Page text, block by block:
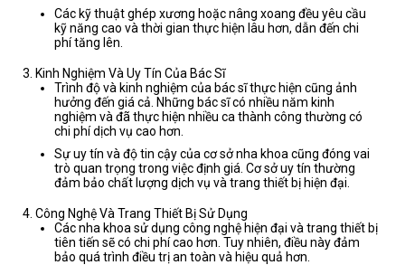
Các kỹ thuật ghép xương hoặc nâng xoang đều yêu cầu
kỹ năng cao và thời gian thực hiện lâu hơn, dẫn đến chi
phí tăng lên.
Kinh Nghiệm Và Uy Tín Của Bác Sĩ
Trình độ và kinh nghiệm của bác sĩ thực hiện cũng ảnh
hưởng đến giá cả. Những bác sĩ có nhiều năm kinh
nghiệm và đã thực hiện nhiều ca thành công thường có
chi phí dịch vụ cao hơn.
Sự uy tín và độ tin cậy của cơ sở nha khoa cũng đóng vai
trò quan trọng trong việc định giá. Cơ sở uy tín thường
đảm bảo chất lượng dịch vụ và trang thiết bị hiện đại.
Công Nghệ Và Trang Thiết Bị Sử Dụng
Các nha khoa sử dụng công nghệ hiện đại và trang thiết bị
tiên tiến sẽ có chi phí cao hơn. Tuy nhiên, điều này đảm
bảo quá trình điều trị an toàn và hiệu quả hơn.